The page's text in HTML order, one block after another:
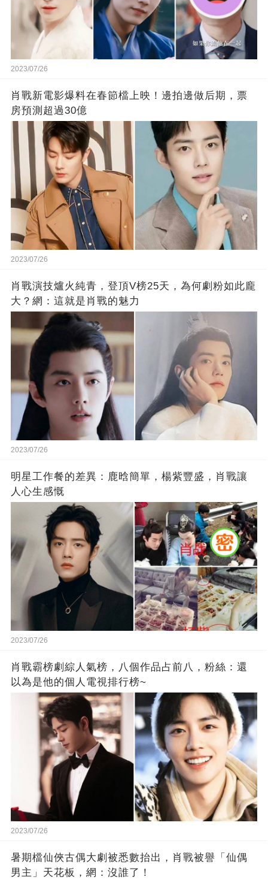
2023/07/26
肖戰新電影爆料在春節檔上映！邊拍邊做后期，票
房預測超過30億
2023/07/26
肖戰演技爐火純青，登頂V榜25天，為何劇粉如此龐
大？網：這就是肖戰的魅力
2023/07/26
明星工作餐的差異：鹿晗簡單，楊紫豐盛，肖戰讓
人心生感慨
2023/07/26
肖戰霸榜劇綜人氣榜，八個作品占前八，粉絲：還
以為是他的個人電視排行榜~
2023/07/26
暑期檔仙俠古偶大劇被悉數抬出，肖戰被譽「仙偶
男主」天花板，網：沒誰了！